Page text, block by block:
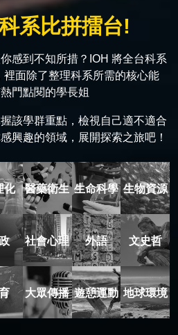
系比拼擂台!
感到不知所措？IOH 將全台科系
面除了整理科系所需的核心能
門點閱的學長姐
該學群重點，檢視自己適不適合
興趣的領域，展開探索之旅吧！
化 醫藥衛生 生命科學 生物資源
社會心理 外語 文史哲
大眾傳播 遊憩運動 地球環境